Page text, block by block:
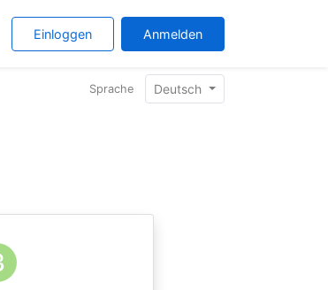
Einloggen Anmelden
Sprache Deutsch